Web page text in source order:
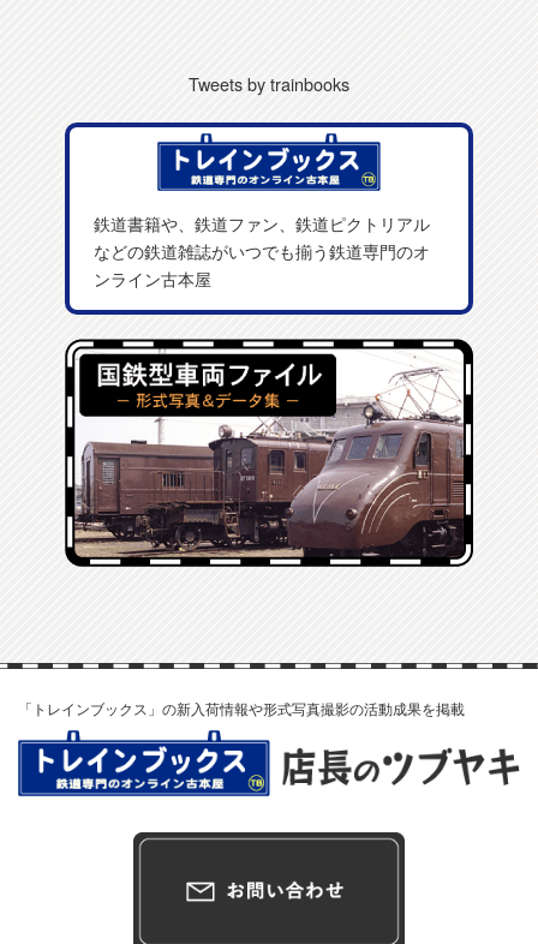
Tweets by trainbooks
鉄道書籍や、鉄道ファン、鉄道ピクトリアル
などの鉄道雑誌がいつでも揃う鉄道専門のオ
ンライン古本屋
「トレインブックス」の新入荷情報や形式写真撮影の活動成果を掲載